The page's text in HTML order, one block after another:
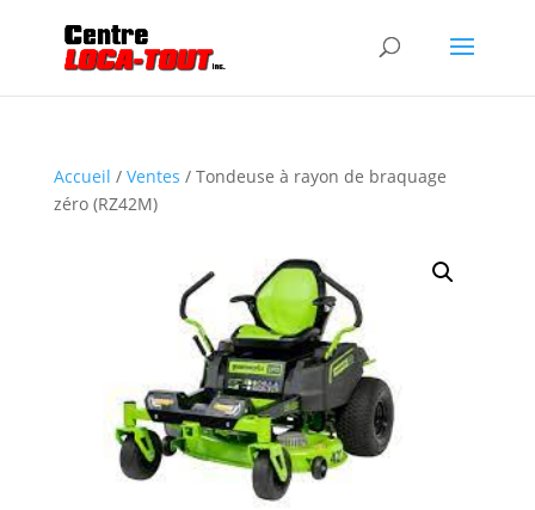
Accueil / Ventes / Tondeuse à rayon de braquage
zéro (RZ42M)